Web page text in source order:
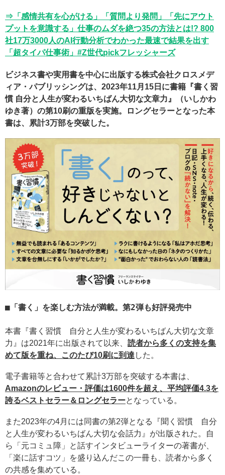
⇒「感情共有を心がける」「質問より発問」「先にアウト
プットを意識する」仕事のムダを絶つ35の方法とは!? 800
社17万3000人のAI行動分析でわかった最速で結果を出す
「超タイパ仕事術」#Z世代pickフレッシャーズ
ビジネス書や実用書を中心に出版する株式会社クロスメデ
ィア・パブリッシングは、2023年11月15日に書籍『書く習
慣 自分と人生が変わるいちばん大切な文章力』（いしかわ
ゆき著）の第10刷の重版を実施。ロングセラーとなった本
書は、累計3万部を突破した。
「書く」を楽しむ方法が満載。第2弾も好評発売中
本書『書く習慣 自分と人生が変わるいちばん大切な文章
力』は2021年に出版されて以来、 読者から多くの支持を集
めて版を重ね、このたび10刷に到達した。
電子書籍等と合わせて累計3万部を突破する本書は、
Amazonのレビュー・評価は1600件を超え、平均評価4.3を
誇るベストセラー＆ロングセラーとなっている。
また2023年の4月には同書の第2弾となる『聞く習慣 自分
と人生が変わるいちばん大切な会話力』が出版された。自
ら「元コミュ障」と話すインタビューライターの著書が、
「楽に話すコツ」を盛り込んだこの一冊も、読者から多く
の共感を集めている。